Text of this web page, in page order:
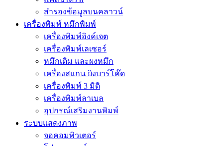
สำรองข้อมูลบนคลาวน์
เครื่องพิมพ์ หมึกพิมพ์
เครื่องพิมพ์อิงค์เจต
เครื่องพิมพ์เลเซอร์
หมึกเติม และผงหมึก
เครื่องสแกน ยิงบาร์โค๊ด
เครื่องพิมพ์ 3 มิติ
เครื่องพิมพ์ลาเบล
อุปกรณ์เสริมงานพิมพ์
ระบบแสดงภาพ
จอคอมพิวเตอร์